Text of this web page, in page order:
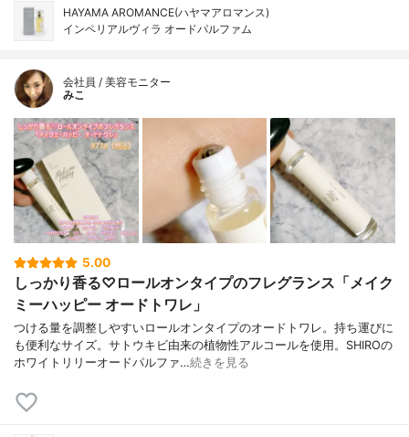
HAYAMA AROMANCE(ハヤマアロマンス)
インペリアルヴィラ オードパルファム
会社員 / 美容モニター
みこ
5.00
しっかり香る♡ロールオンタイプのフレグランス「メイク
ミーハッピー オードトワレ」
つける量を調整しやすいロールオンタイプのオードトワレ。持ち運びに
も便利なサイズ。サトウキビ由来の植物性アルコールを使用。SHIROの
ホワイトリリーオードパルファ…続きを見る